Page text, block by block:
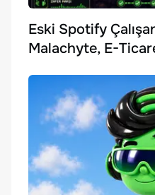
Eski Spotify
Malachyte, E-